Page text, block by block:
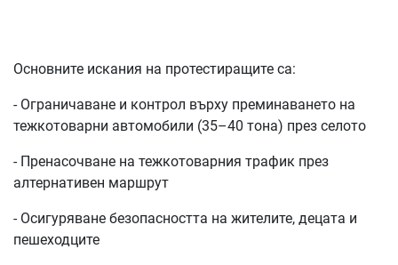
Основните искания на протестиращите са:
- Ограничаване и контрол върху преминаването на
тежкотоварни автомобили (35–40 тона) през селото
- Пренасочване на тежкотоварния трафик през
алтернативен маршрут
- Осигуряване безопасността на жителите, децата и
пешеходците